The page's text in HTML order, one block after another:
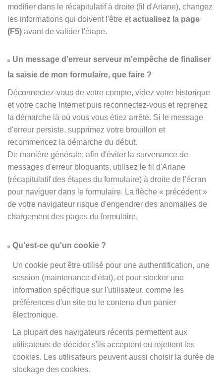
modifier dans le récapitulatif à droite (fil d'Ariane), changez
les informations qui doivent l'être etactualisez la page
(F5) avant de valider l'étape.
Un message d'erreur serveur m'empêche de finaliser
la saisie de mon formulaire, que faire ?
Déconnectez-vous de votre compte, videz votre historique
et votre cache Internet puis reconnectez-vous et reprenez
la démarche là où vous vous étiez arrêté. Si le message
d'erreur persiste, supprimez votre brouillon et
recommencez la démarche du début.
De manière générale, afin d'éviter la survenance de
messages d'erreur bloquants, utilisez le fil d'Ariane
(récapitulatif des étapes du formulaire) à droite de l'écran
pour naviguer dans le formulaire. La flèche « précédent »
de votre navigateur risque d'engendrer des anomalies de
chargement des pages du formulaire.
Qu'est-ce qu'un cookie ?
Un cookie peut être utilisé pour une authentification, une
session (maintenance d'état), et pour stocker une
information spécifique sur l'utilisateur, comme les
préférences d'un site ou le contenu d'un panier
électronique.
La plupart des navigateurs récents permettent aux
utilisateurs de décider s'ils acceptent ou rejettent les
cookies. Les utilisateurs peuvent aussi choisir la durée de
stockage des cookies.